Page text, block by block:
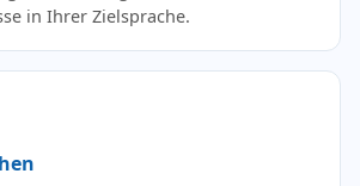
in Ihrer Zielsprache.